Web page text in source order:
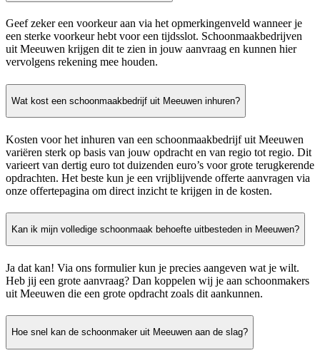
Geef zeker een voorkeur aan via het opmerkingenveld wanneer je
een sterke voorkeur hebt voor een tijdsslot. Schoonmaakbedrijven
uit Meeuwen krijgen dit te zien in jouw aanvraag en kunnen hier
vervolgens rekening mee houden.
Wat kost een schoonmaakbedrijf uit Meeuwen inhuren?
Kosten voor het inhuren van een schoonmaakbedrijf uit Meeuwen
variëren sterk op basis van jouw opdracht en van regio tot regio. Dit
varieert van dertig euro tot duizenden euro’s voor grote terugkerende
opdrachten. Het beste kun je een vrijblijvende offerte aanvragen via
onze offertepagina om direct inzicht te krijgen in de kosten.
Kan ik mijn volledige schoonmaak behoefte uitbesteden in Meeuwen?
Ja dat kan! Via ons formulier kun je precies aangeven wat je wilt.
Heb jij een grote aanvraag? Dan koppelen wij je aan schoonmakers
uit Meeuwen die een grote opdracht zoals dit aankunnen.
Hoe snel kan de schoonmaker uit Meeuwen aan de slag?